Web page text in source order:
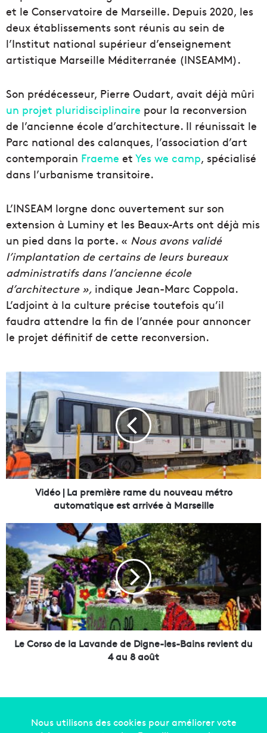
et le Conservatoire de Marseille. Depuis 2020, les
deux établissements sont réunis au sein de
l’Institut national supérieur d’enseignement
artistique Marseille Méditerranée (INSEAMM).
Son prédécesseur, Pierre Oudart, avait déjà mûri
un projet pluridisciplinaire pour la reconversion
de l’ancienne école d’architecture. Il réunissait le
Parc national des calanques, l’association d’art
contemporain Fraeme et Yes we camp, spécialisé
dans l’urbanisme transitoire.
L’INSEAM lorgne donc ouvertement sur son
extension à Luminy et les Beaux-Arts ont déjà mis
un pied dans la porte. « Nous avons validé
l’implantation de certains de leurs bureaux
administratifs dans l’ancienne école
d’architecture », indique Jean-Marc Coppola.
L’adjoint à la culture précise toutefois qu’il
faudra attendre la fin de l’année pour annoncer
le projet définitif de cette reconversion.
é
o
|
L
a
p
i
è
r
e
r
a
m
e
d
Vidéo | La première rame du nouveau métro
automatique est arrivée à Marseille
L
e
C
o
r
s
o
d
e
Le Corso de la Lavande de Digne-les-Bains revient du
4 au 8 août